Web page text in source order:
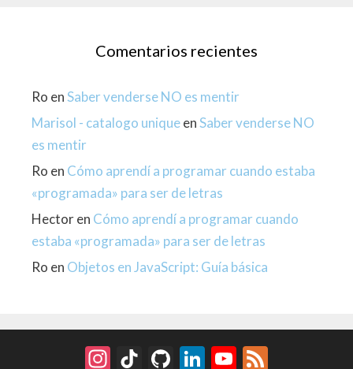
Comentarios recientes
Ro enSaber venderse NO es mentir
Marisol - catalogo uniqueenSaber venderse NO
es mentir
Ro en Cómo aprendí a programar cuando estaba
«programada» para ser de letras
Hectoren Cómo aprendí a programar cuando
estaba «programada» para ser de letras
Ro en Objetos en JavaScript: Guía básica
Instagram
TikTok
GitHub
LinkedIn
YouTube